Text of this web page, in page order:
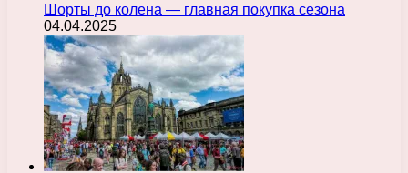
Шорты до колена — главная покупка сезона
04.04.2025